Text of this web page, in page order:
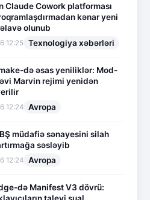
Claude Cowork platforması
kənar yeni
olunub
12:25 Texnologiya xəbərləri
də əsas yeniliklər: Mod-
Marvin rejimi yenidən
12:24 Avropa
müdafiə sənayesini silah
səsləyib
12:24 Avropa
də Manifest V3 dövrü:
taleyi sual